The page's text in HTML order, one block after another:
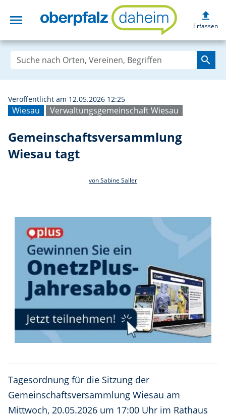
menu upload
Erfassen
search
Wiesau Verwaltungsgemeinschaft Wiesau
Veröffentlicht am 12.05.2026 12:25
Gemeinschaftsversammlung
Wiesau tagt
von Sabine Saller
Tagesordnung für die Sitzung der
Gemeinschaftsversammlung Wiesau am
Mittwoch, 20.05.2026 um 17:00 Uhr im Rathaus